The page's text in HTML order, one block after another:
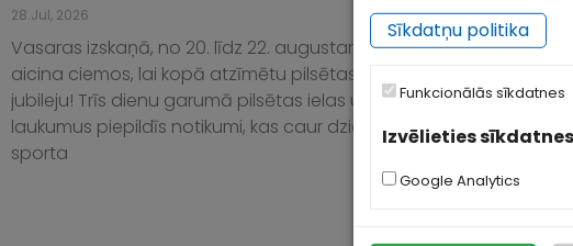
28.Jul, 2026
Vasaras izskaņā, no 20. līdz 22. augustam, Zilupe
aicina ciemos, lai kopā atzīmētu pilsētas 95 gadu
jubileju! Trīs dienu garumā pilsētas ielas un
laukumus piepildīs notikumi, kas caur dziesmām,
sporta
26.Jul, 2026
Kā
Šogad
no 7. līdz
Sīkdatņu politika
Funkcionālās sīkdatnes
Izvēlieties
Google Analytics